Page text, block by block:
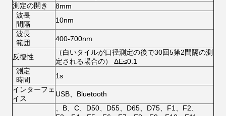
測定の開き
8mm
波長
間隔
10nm
波長
範囲
400-700nm
反復性
（白いタイルが口径測定の後で30回5第2間隔の測
定される場合の） ΔE≤0.1
測定
時間
1s
インターフェ
イス
USB、Bluetooth
、B、C、D50、D55、D65、D75、F1、F2、